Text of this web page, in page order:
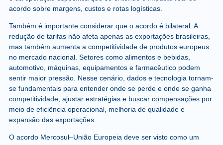
acordo sobre margens, custos e rotas logísticas.
Também é importante considerar que o acordo é bilateral. A
redução de tarifas não afeta apenas as exportações brasileiras,
mas também aumenta a competitividade de produtos europeus
no mercado nacional. Setores como alimentos e bebidas,
automotivo, máquinas, equipamentos e farmacêutico podem
sentir maior pressão. Nesse cenário, dados e tecnologia tornam-
se fundamentais para entender onde se perde e onde se ganha
competitividade, ajustar estratégias e buscar compensações por
meio de eficiência operacional, melhoria de qualidade e
expansão das exportações.
O acordo Mercosul–União Europeia deve ser visto como um